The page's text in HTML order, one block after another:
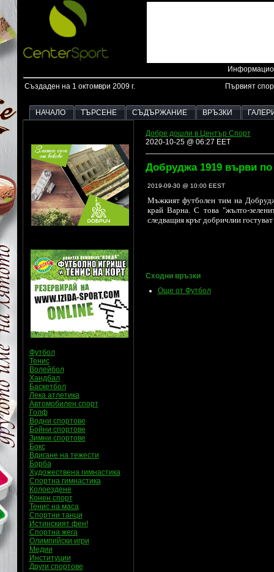
Създаден на 1 октомври 2009 г. Първият
НАЧАЛО ТЪРСЕНЕ СЪДЪРЖАНИЕ ВРЪЗКИ
Добре дошли в Център Спорт
2020-10-25 @ 06:27 EET
Добруджа 1919 върви по
2019-09-30 @ 10:00 EEST
Мъжкият футболен тим на
край Варна. С това "жълто-
следващия кръг добричлии
Сходни връзки
Още от Футбол
Футбол
Тенис
Волейбол
Хандбал
Баскетбол
Лека атлетика
Автомобилен спорт
Голф
Водни спортове
Бойни спортове
Зимни спортове
Бокс
Вдигане на тежести
Борба
Художествена гимнастика
Спортна гимнастика
Колоездене
Конен спорт
Тенис на маса
Спортни танци
Истинският фен!
Спортна жега
Олимпийски игри
Медии
Институции
Други спортове